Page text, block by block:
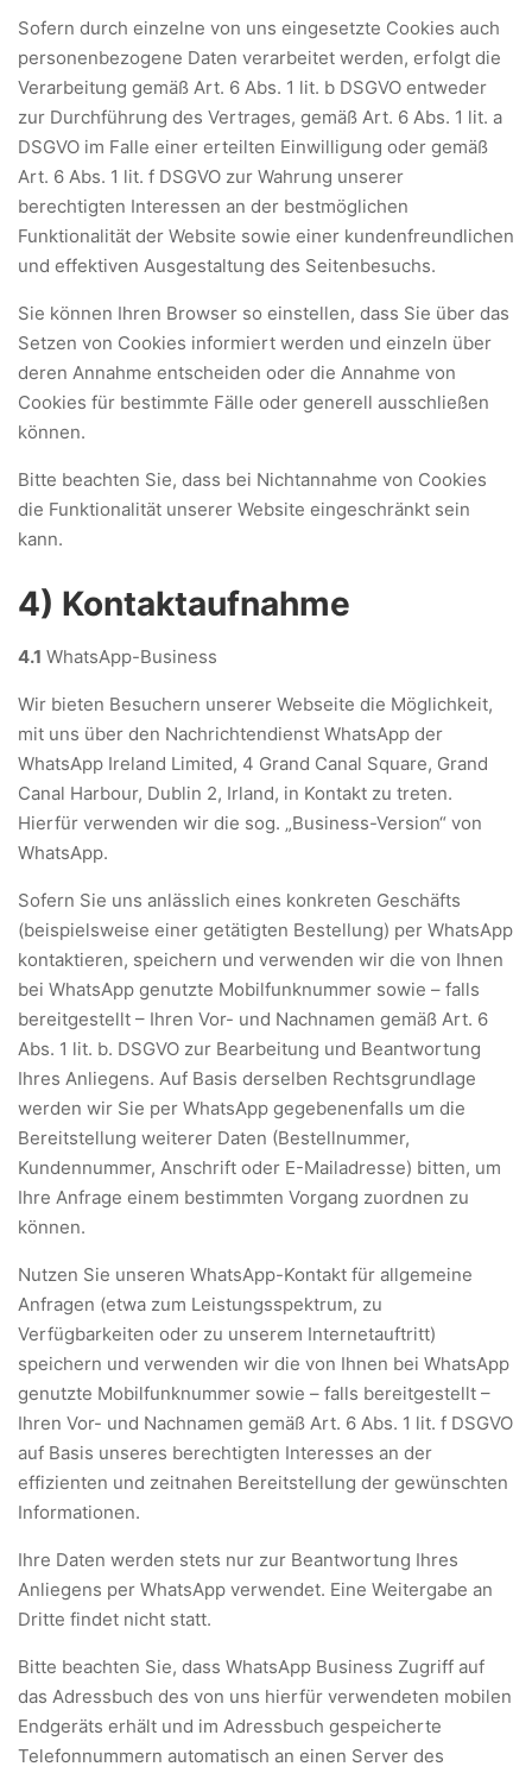
Sofern durch einzelne von uns eingesetzte Cookies auch
personenbezogene Daten verarbeitet werden, erfolgt die
Verarbeitung gemäß Art. 6 Abs. 1 lit. b DSGVO entweder
zur Durchführung des Vertrages, gemäß Art. 6 Abs. 1 lit. a
DSGVO im Falle einer erteilten Einwilligung oder gemäß
Art. 6 Abs. 1 lit. f DSGVO zur Wahrung unserer
berechtigten Interessen an der bestmöglichen
Funktionalität der Website sowie einer kundenfreundlichen
und effektiven Ausgestaltung des Seitenbesuchs.
Sie können Ihren Browser so einstellen, dass Sie über das
Setzen von Cookies informiert werden und einzeln über
deren Annahme entscheiden oder die Annahme von
Cookies für bestimmte Fälle oder generell ausschließen
können.
Bitte beachten Sie, dass bei Nichtannahme von Cookies
die Funktionalität unserer Website eingeschränkt sein
kann.
4) Kontaktaufnahme
4.1 WhatsApp-Business
Wir bieten Besuchern unserer Webseite die Möglichkeit,
mit uns über den Nachrichtendienst WhatsApp der
WhatsApp Ireland Limited, 4 Grand Canal Square, Grand
Canal Harbour, Dublin 2, Irland, in Kontakt zu treten.
Hierfür verwenden wir die sog. „Business-Version“ von
WhatsApp.
Sofern Sie uns anlässlich eines konkreten Geschäfts
(beispielsweise einer getätigten Bestellung) per WhatsApp
kontaktieren, speichern und verwenden wir die von Ihnen
bei WhatsApp genutzte Mobilfunknummer sowie – falls
bereitgestellt – Ihren Vor- und Nachnamen gemäß Art. 6
Abs. 1 lit. b. DSGVO zur Bearbeitung und Beantwortung
Ihres Anliegens. Auf Basis derselben Rechtsgrundlage
werden wir Sie per WhatsApp gegebenenfalls um die
Bereitstellung weiterer Daten (Bestellnummer,
Kundennummer, Anschrift oder E-Mailadresse) bitten, um
Ihre Anfrage einem bestimmten Vorgang zuordnen zu
können.
Nutzen Sie unseren WhatsApp-Kontakt für allgemeine
Anfragen (etwa zum Leistungsspektrum, zu
Verfügbarkeiten oder zu unserem Internetauftritt)
speichern und verwenden wir die von Ihnen bei WhatsApp
genutzte Mobilfunknummer sowie – falls bereitgestellt –
Ihren Vor- und Nachnamen gemäß Art. 6 Abs. 1 lit. f DSGVO
auf Basis unseres berechtigten Interesses an der
effizienten und zeitnahen Bereitstellung der gewünschten
Informationen.
Ihre Daten werden stets nur zur Beantwortung Ihres
Anliegens per WhatsApp verwendet. Eine Weitergabe an
Dritte findet nicht statt.
Bitte beachten Sie, dass WhatsApp Business Zugriff auf
das Adressbuch des von uns hierfür verwendeten mobilen
Endgeräts erhält und im Adressbuch gespeicherte
Telefonnummern automatisch an einen Server des